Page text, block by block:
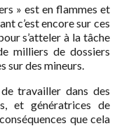
» est en flammes et
c’est encore sur ces
s’atteler à la tâche
milliers de dossiers
sur des mineurs.
travailler dans des
et génératrices de
que cela